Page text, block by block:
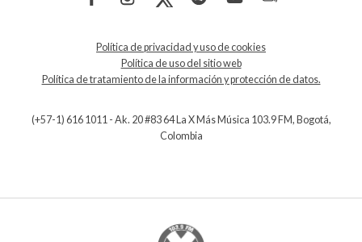
Política de privacidad y uso de cookies
Política de uso del sitio web
Política de tratamiento de la información y protección de datos.
(+57-1) 616 1011 - Ak. 20 #83 64 La X Más Música 103.9 FM, Bogotá,
Colombia